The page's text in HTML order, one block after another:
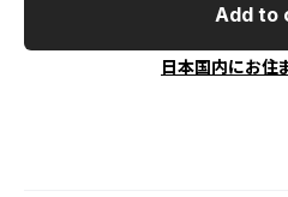
Add to
日本国内にお住